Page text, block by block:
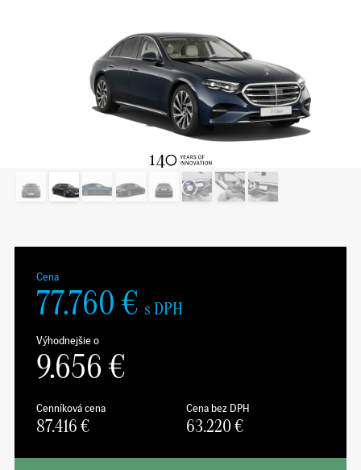
Cena
77.760€ s DPH
Výhodnejšie o
9.656€
Cenníková cena
87.416€
Cena bez DPH
63.220€